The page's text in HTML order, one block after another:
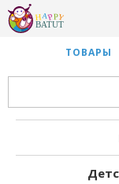
ТОВАРЫ